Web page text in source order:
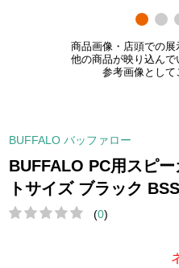
商品画像・店頭での展
他の商品が映り込んで
参考画像として
BUFFALO バッファロー
BUFFALO PC用スピ
トサイズ ブラック
(0)